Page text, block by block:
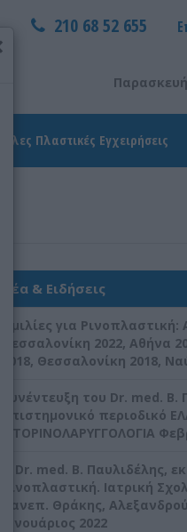
210 68 52 655
Άλλες Πλαστικές Εγχειρήσεις
Νέα & Ειδήσεις
Ομιλίες για Ρινοπλαστική:
Θεσσαλονίκη 2022, Αθήνα
2018, Θεσσαλονίκη 2018,
Συνέντευξη του Dr. med.
επιστημονικό περιοδικό
ΩΤΟΡΙΝΟΛΑΡΥΓΓΟΛΟΓΙΑ
Ο Dr. med. Β. Παυλιδέλης,
Ρινοπλαστική. Ιατρική
Πανεπ. Θράκης,
Ιανουάριος 2022